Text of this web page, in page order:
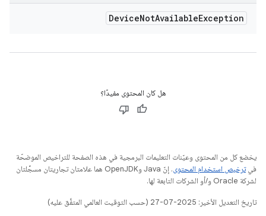
DeviceNotAvailableException
هل كان المحتوى مفيدًا؟
يخضع كل من المحتوى وعيّنات التعليمات البرمجية في هذه الصفحة للتراخيص الموضحّة
فيترخيص استخدام المحتوى
. إنّ Java وOpenJDK هما علامتان تجاريتان مسجَّلتان
لشركة Oracle و/أو الشركات التابعة لها.
تاريخ التعديل الأخير: 2025-07-27 (حسب التوقيت العالمي المتفَّق عليه)